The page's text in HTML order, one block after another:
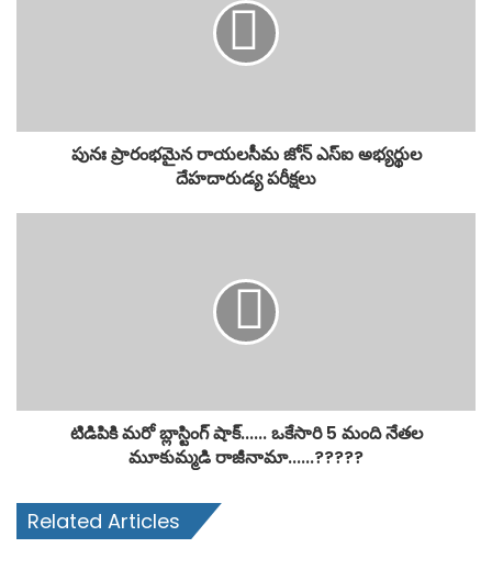
పునః ప్రారంభమైన రాయలసీమ జోన్ ఎస్ఐ అభ్యర్థుల
దేహదారుడ్య పరీక్షలు
టిడిపికి మరో బ్లాస్టింగ్ షాక్...... ఒకేసారి 5 మంది నేతల
మూకుమ్మడి రాజీనామా......?????
Related Articles